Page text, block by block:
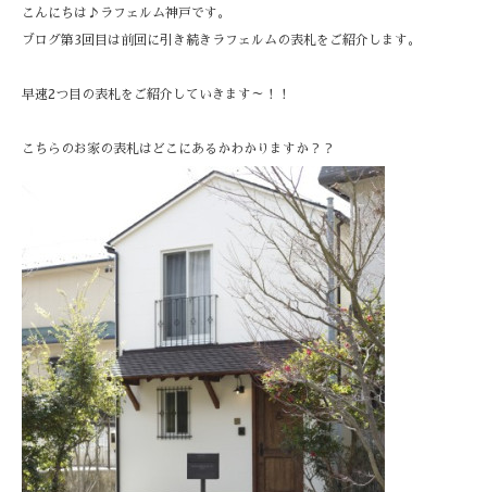
こんにちは♪ラフェルム神戸です。
ブログ第3回目は前回に引き続きラフェルムの表札をご紹介します。
早速2つ目の表札をご紹介していきます～！！
こちらのお家の表札はどこにあるかわかりますか？？